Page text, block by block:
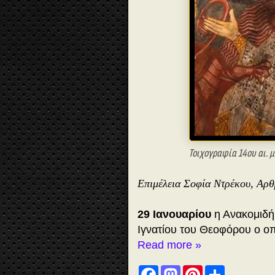
Τοιχογραφία 14ου αι.
Επιμέλεια Σοφία Ντρέκου,
29 Ιανουαρίου η
Ιγνατίου του Θεοφόρου ο
Read more »
F
M
P